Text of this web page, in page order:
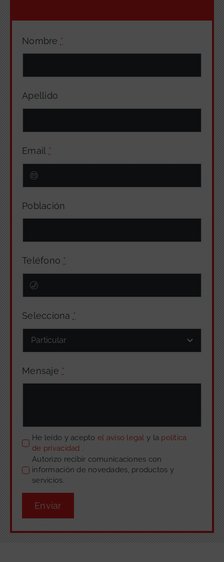
Nombre *
Apellido
Email *
Población
Teléfono *
Selecciona *
Mensaje *
He leído y acepto el aviso legaly la política
de privacidad .
Autorizo recibir comunicaciones con
información de novedades, productos y
servicios.
Enviar